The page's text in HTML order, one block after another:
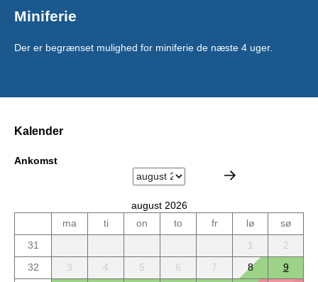
Miniferie
Der er begrænset mulighed for miniferie de næste 4 uger.
Kalender
Ankomst
august 2026
ma
ti on to fr lø
sø
31
1
2
32
3 4 5 6 7 8
9